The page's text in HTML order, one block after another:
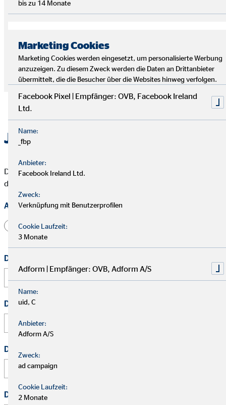
Entdecke deine Karriere im Finanzwesen! Werde
ihre finanziellen Ziele zu erreichen.
Jetzt bewerben
Jetzt bewerben
Die mit * gekennzeichneten Felder müssen ausgefüllt werden,
damit wir Deine Bewerbung bearbeiten können.
Anrede
Herr
Dein Vorname
Dein Nachname
Deine E-Mail Adresse
Deine Telefonnummer
bis zu 14 Monate
Marketing Cookies
Marketing Cookies werden eingesetzt, um personalisierte Werbung
anzuzeigen. Zu diesem Zweck werden die Daten an Drittanbieter
übermittelt, die die Besucher über die Websites hinweg verfolgen.
Facebook Pixel | Empfänger: OVB, Facebook Ireland
Ltd.
Name:
_fbp
Anbieter:
Facebook Ireland Ltd.
Zweck:
Verknüpfung mit Benutzerprofilen
Cookie Laufzeit:
3 Monate
Adform | Empfänger: OVB, Adform A/S
Name:
uid, C
Anbieter:
Adform A/S
Zweck:
ad campaign
Cookie Laufzeit:
2 Monate